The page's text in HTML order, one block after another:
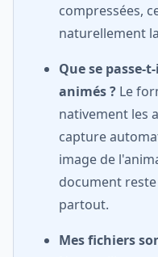
compressées,
naturellement
Que se passe-
animés ? Le
nativement les
capture
image de
document
partout.
Mes fichiers